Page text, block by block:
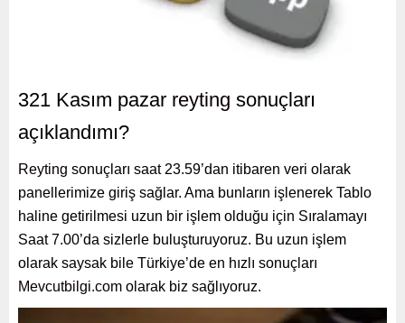
321 Kasım pazar reyting sonuçları
açıklandımı?
Reyting sonuçları saat 23.59’dan itibaren veri olarak
panellerimize giriş sağlar. Ama bunların işlenerek Tablo
haline getirilmesi uzun bir işlem olduğu için Sıralamayı
Saat 7.00’da sizlerle buluşturuyoruz. Bu uzun işlem
olarak saysak bile Türkiye’de en hızlı sonuçları
Mevcutbilgi.com olarak biz sağlıyoruz.